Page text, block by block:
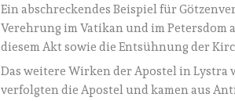
Ein abschreckendes Beispiel für
Verehrung im Vatikan und im Petersdom
diesem Akt sowie die Entsühnung der
Das weitere Wirken der Apostel in Lystra
verfolgten die Apostel und kamen aus